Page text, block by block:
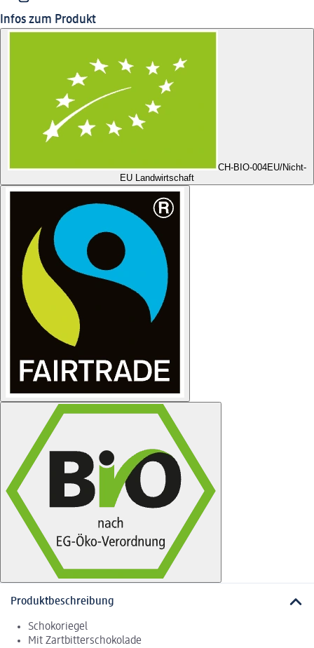
Infos zum Produkt
CH-BIO-004EU/Nicht-
EU Landwirtschaft
Produktbeschreibung
Schokoriegel
Mit Zartbitterschokolade